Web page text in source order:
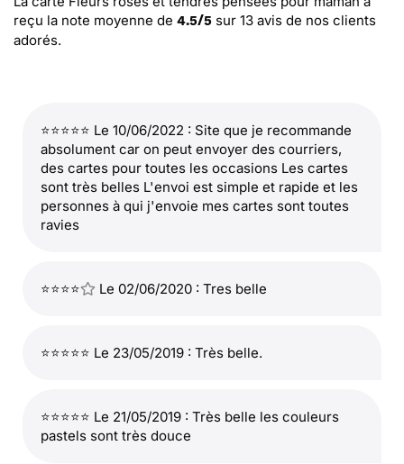
reçu la note moyenne de 4.5/5 sur 13 avis de nos clients
adorés.
⭐⭐⭐⭐⭐ Le 10/06/2022 : Site que je recommande
absolument car on peut envoyer des courriers,
des cartes pour toutes les occasions Les cartes
sont très belles L'envoi est simple et rapide et les
personnes à qui j'envoie mes cartes sont toutes
ravies
⭐⭐⭐⭐ Le 02/06/2020 : Tres belle
⭐⭐⭐⭐⭐ Le 23/05/2019 : Très belle.
⭐⭐⭐⭐⭐ Le 21/05/2019 : Très belle les couleurs
pastels sont très douce